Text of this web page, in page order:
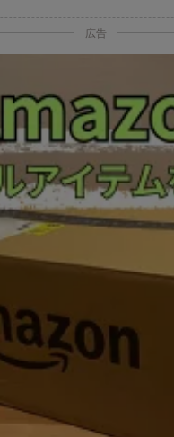
広告